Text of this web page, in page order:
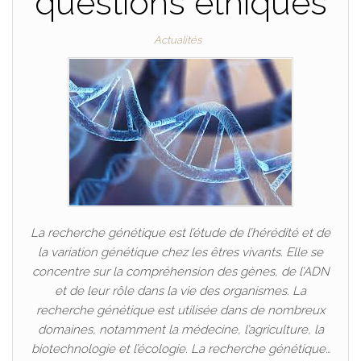
Actualités
La recherche génétique est l’étude de l’hérédité et de
la variation génétique chez les êtres vivants. Elle se
concentre sur la compréhension des gènes, de l’ADN
et de leur rôle dans la vie des organismes. La
recherche génétique est utilisée dans de nombreux
domaines, notamment la médecine, l’agriculture, la
biotechnologie et l’écologie. La recherche génétique…